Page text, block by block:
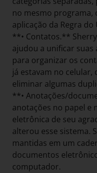
no mesmo programa,
aplicação da Regra do
**• Contatos.**
ajudou a unificar
para organizar os
já estavam no celular,
eliminar algumas
**• Anotações/
anotações no papel e
eletrônica de seu
alterou esse sistema.
mantidas em um
documentos
computador.